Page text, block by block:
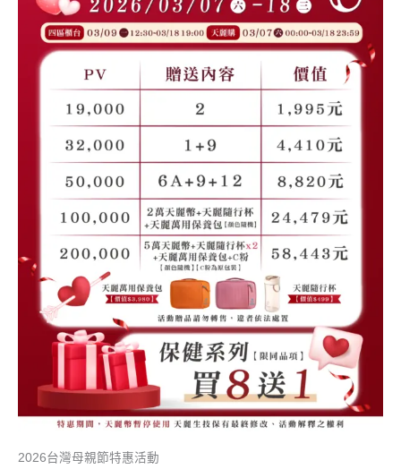
2026台灣母親節特惠活動